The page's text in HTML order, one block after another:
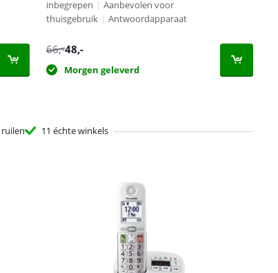
inbegrepen | Aanbevolen voor
thuisgebruik | Antwoordapparaat
66,-48,-
Morgen geleverd
ruilen 11 échte winkels